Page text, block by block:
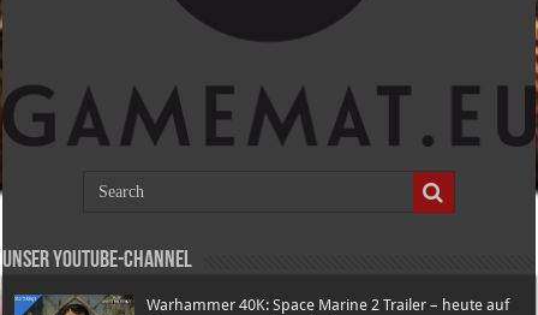
Unser Youtube-Channel
Warhammer 40K: Space Marine 2 Trailer – heute auf